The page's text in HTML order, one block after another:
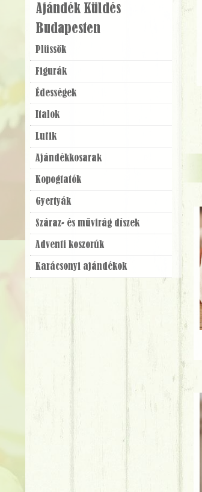
Ajándék Küldés
Budapesten
Plüssök
Figurák
Édességek
Italok
Lufik
Ajándék­kosarak
Kopogtatók
Gyertyák
Száraz- és művirág díszek
Adventi koszorúk
Karácsonyi ajándékok